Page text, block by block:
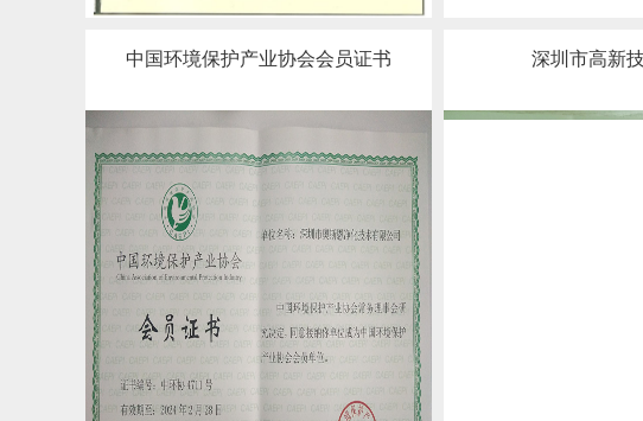
中国环境保护产业协会会员证书 深圳市高新